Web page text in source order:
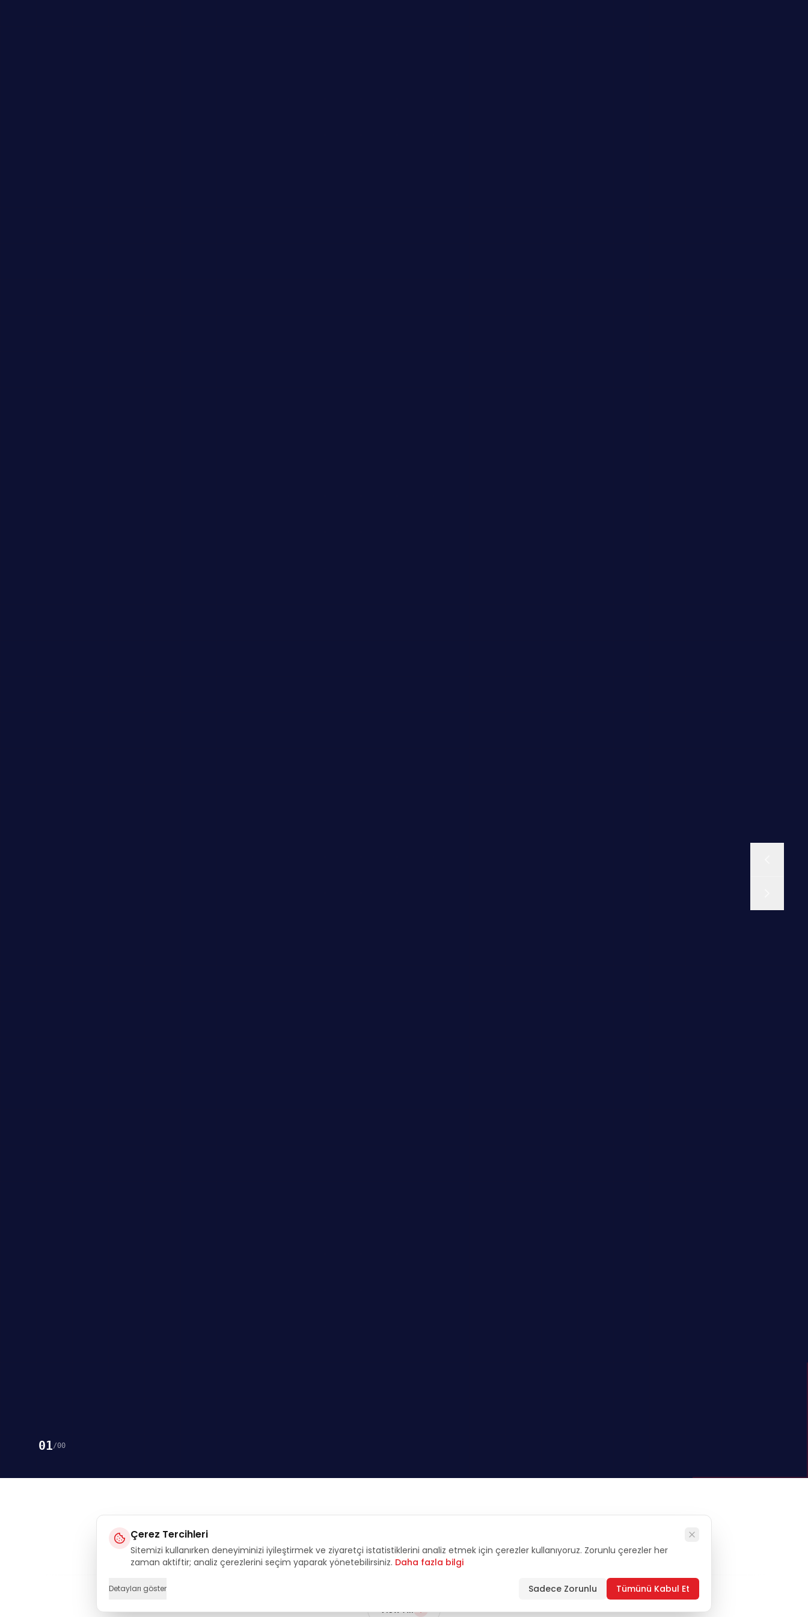
01/00
Executive Interviews & Analysis
View All
Çerez Tercihleri
Sitemizi kullanırken deneyiminizi iyileştirmek ve ziyaretçi istatistiklerini analiz etmek için çerezler kullanıyoruz. Zorunlu çerezler her
zaman aktiftir; analiz çerezlerini seçim yaparak yönetebilirsiniz. Daha fazla bilgi
Detayları göster Sadece Zorunlu Tümünü Kabul Et